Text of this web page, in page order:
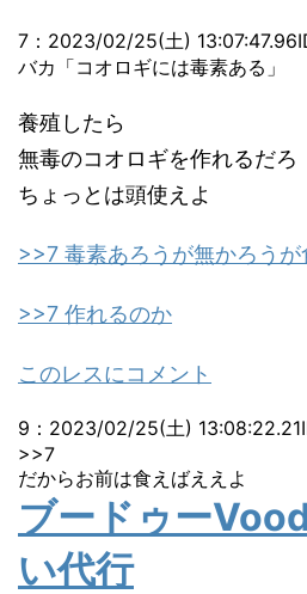
7 ： 2023/02/25(土) 13:07:47.96
バカ「コオロギには毒素ある」
養殖したら
無毒のコオロギを作れるだろ
ちょっとは頭使えよ
>>7 毒素あろうが無かろうが
>>7 作れるのか
このレスにコメント
9 ： 2023/02/25(土) 13:08:22.21
>>7
だからお前は食えばええよ
ブードゥー
い代行